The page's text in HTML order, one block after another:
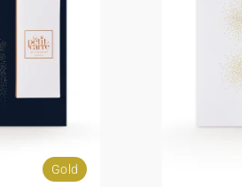
Gold